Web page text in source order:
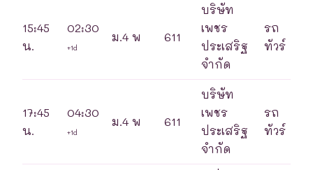
15:45
น.
02:30
+1d
ม.4 พ 611
บริษัท
เพชร
ประเสริฐ
จำกัด
รถ
ทัวร์
17:45
น.
04:30
+1d
ม.4 พ 611
บริษัท
เพชร
ประเสริฐ
จำกัด
รถ
ทัวร์